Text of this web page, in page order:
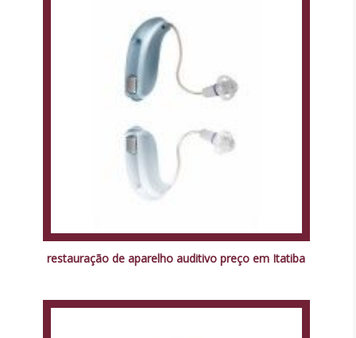
restauração de aparelho auditivo preço em Itatiba